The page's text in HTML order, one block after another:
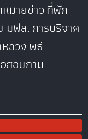
มายข่าวที่พัก
มฟล.การบริจาค
ลวงพิธี
สอบถาม